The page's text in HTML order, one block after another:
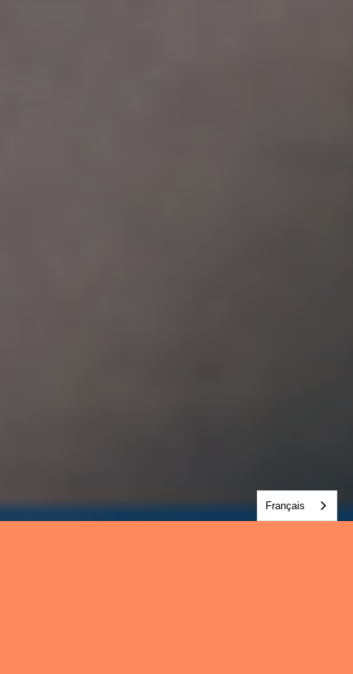
Français